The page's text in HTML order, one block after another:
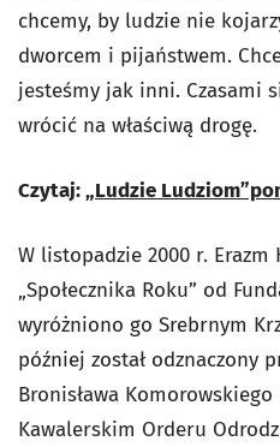
chcemy, by ludzie nie
dworcem i pijaństwem.
jesteśmy jak inni. Czasami
wrócić na właściwą drogę.
Czytaj:„Ludzie
W listopadzie 2000 r.
„Społecznika Roku” od
wyróżniono go Srebrnym
później został odznaczony
Bronisława Komorowskiego
Kawalerskim Orderu